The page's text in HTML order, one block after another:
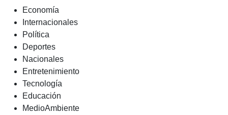
Economía
Internacionales
Política
Deportes
Nacionales
Entretenimiento
Tecnología
Educación
MedioAmbiente